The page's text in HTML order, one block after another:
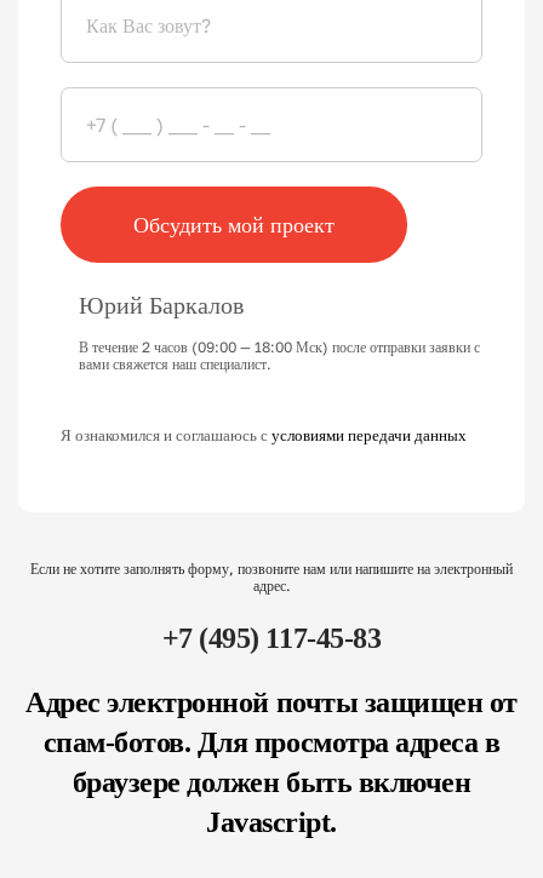
Обсудить мой проект
Юрий Баркалов
В течение 2 часов (09:00 — 18:00 Мск) после отправки заявки с
вами свяжется наш специалист.
Я ознакомился и соглашаюсь сусловиями передачи данных
Если не хотите заполнять форму, позвоните нам или напишите на электронный
адрес.
+7 (495) 117-45-83
Адрес электронной почты защищен от
спам-ботов. Для просмотра адреса в
браузере должен быть включен
Javascript.